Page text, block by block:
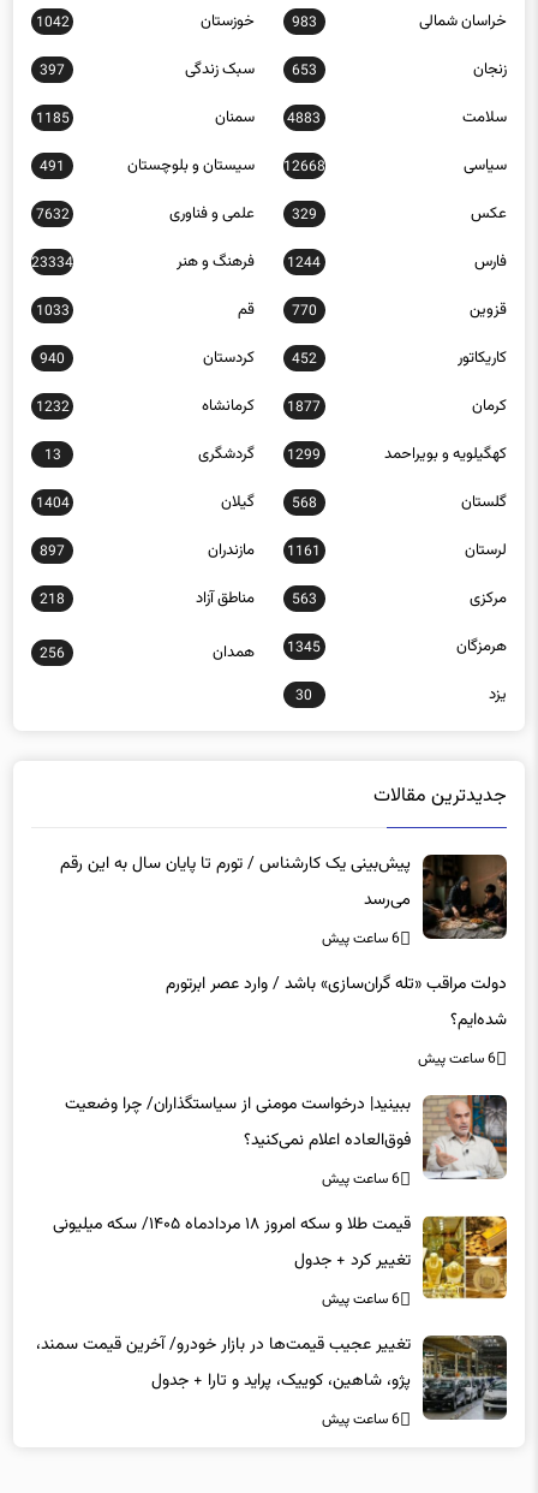
خراسان شمالی 983 خوزستان 1042
زنجان 653 سبک زندگی 397
سلامت 4883 سمنان 1185
سیاسی 12668 سیستان و بلوچستان 491
عکس 329 علمی و فناوری 7632
فارس 1244 فرهنگ و هنر 23334
قزوین 770 قم 1033
کاریکاتور 452 کردستان 940
کرمان 1877 کرمانشاه 1232
کهگیلویه و بویراحمد 1299 گردشگری 13
گلستان 568 گیلان 1404
لرستان 1161 مازندران 897
مرکزی 563 مناطق آزاد 218
هرمزگان 1345 همدان 256
یزد 30
جدیدترین مقالات
پیش‌بینی یک کارشناس / تورم تا پایان سال به این رقم
می‌رسد
6 ساعت پیش
دولت مراقب «تله گران‌سازی» باشد / وارد عصر ابرتورم
شده‌ایم؟
6 ساعت پیش
ببینید| درخواست مومنی از سیاستگذاران/ چرا وضعیت
فوق‌العاده اعلام نمی‌کنید؟
6 ساعت پیش
قیمت طلا و سکه امروز ۱۸ مردادماه ۱۴۰۵/ سکه میلیونی
تغییر کرد + جدول
6 ساعت پیش
تغییر عجیب قیمت‌ها در بازار خودرو/ آخرین قیمت سمند،
پژو، شاهین، کوییک، پراید و تارا + جدول
6 ساعت پیش